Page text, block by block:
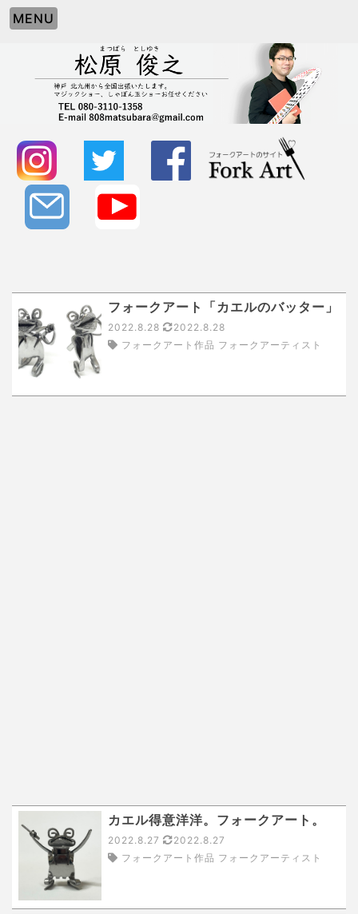
MENU
フォークアート「カエルのバッター」
2022.8.28
2022.8.28
フォークアート作品 フォークアーティスト
カエル得意洋洋。フォークアート。
2022.8.27
2022.8.27
フォークアート作品 フォークアーティスト